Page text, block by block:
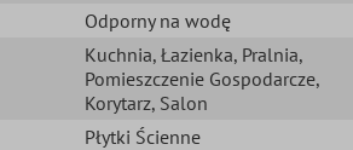
Odporny na wodę
Kuchnia, Łazienka, Pralnia,
Pomieszczenie Gospodarcze,
Korytarz, Salon
Płytki Ścienne